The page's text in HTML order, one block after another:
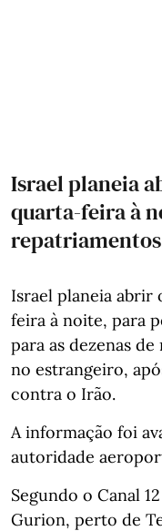
Israel planeia
quarta-feira à
repatriamentos
Israel planeia abrir
feira à noite, para
para as dezenas
no estrangeiro,
contra o Irão.
A informação foi
autoridade
Segundo o Canal
Gurion, perto de